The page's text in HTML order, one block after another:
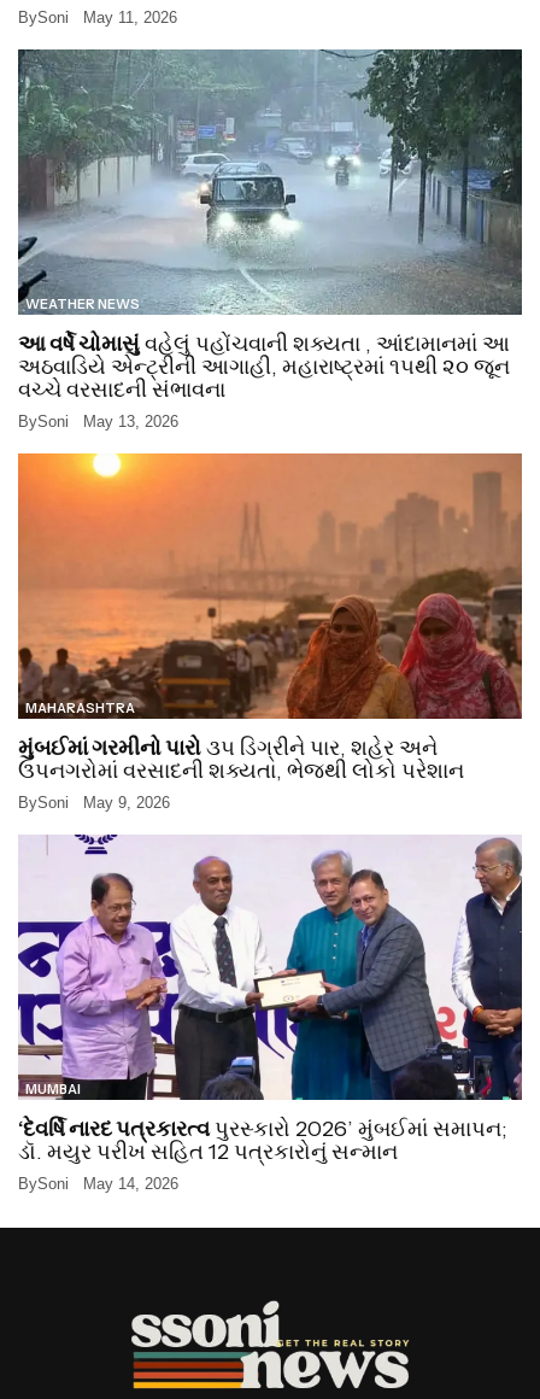
BySoni May 11, 2026
WEATHER NEWS
આ વર્ષે ચોમાસુંવહેલું પહોંચવાની શક્યતા , આંદામાનમાં આ
અઠવાડિયે એન્ટ્રીની આગાહી, મહારાષ્ટ્રમાં ૧૫થી ૨૦ જૂન
વચ્ચે વરસાદની સંભાવના
BySoni May 13, 2026
MAHARASHTRA
મુંબઈમાં ગરમીનો પારો૩૫ ડિગ્રીને પાર, શહેર અને
ઉપનગરોમાં વરસાદની શક્યતા, ભેજથી લોકો પરેશાન
BySoni May 9, 2026
MUMBAI
‘દેવર્ષિ નારદ પત્રકારત્વપુરસ્કારો 2026’ મુંબઈમાં સમાપન;
ડૉ. મયુર પરીખ સહિત 12 પત્રકારોનું સન્માન
BySoni May 14, 2026